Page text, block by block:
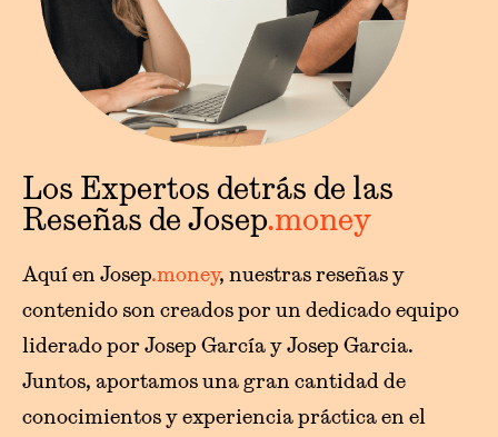
Los Expertos detrás de las
Reseñas de Josep.money
Aquí en Josep.money, nuestras reseñas y
contenido son creados por un dedicado equipo
liderado por Josep García y Josep Garcia.
Juntos, aportamos una gran cantidad de
conocimientos y experiencia práctica en el